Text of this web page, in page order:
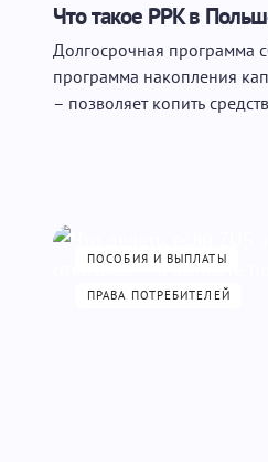
Что такое PPK в
Долгосрочная программа
программа накопления
– позволяет копить
ПОСОБИЯ И ВЫПЛАТЫ
ПРАВА ПОТРЕБИТЕЛЕЙ